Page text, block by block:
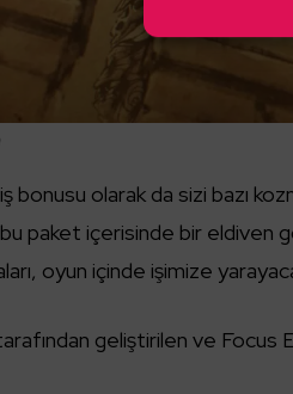
bonusu olarak da sizi bazı
bu paket içerisinde bir eldiven
oyun içinde işimize
geliştirilen ve Focus